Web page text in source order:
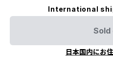
International
Sold
日本国内にお